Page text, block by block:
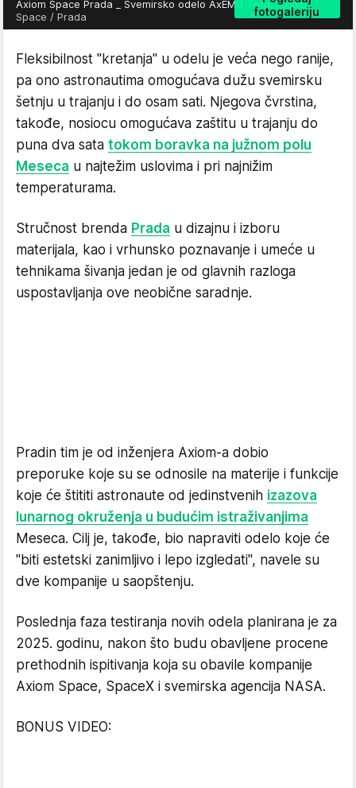
fotogaleriju
Axiom Space Prada _ Svemirsko odelo AxEMU
Foto: Axiom
Space / Prada
Fleksibilnost "kretanja" u odelu je veća nego ranije,
pa ono astronautima omogućava dužu svemirsku
šetnju u trajanju i do osam sati. Njegova čvrstina,
takođe, nosiocu omogućava zaštitu u trajanju do
puna dva sata tokom boravka na južnom polu
Meseca u najtežim uslovima i pri najnižim
temperaturama.
Stručnost brenda Prada u dizajnu i izboru
materijala, kao i vrhunsko poznavanje i umeće u
tehnikama šivanja jedan je od glavnih razloga
uspostavljanja ove neobične saradnje.
Pradin tim je od inženjera Axiom-a dobio
preporuke koje su se odnosile na materije i funkcije
koje će štititi astronaute od jedinstvenih izazova
lunarnog okruženja u budućim istraživanjima
Meseca. Cilj je, takođe, bio napraviti odelo koje će
"biti estetski zanimljivo i lepo izgledati", navele su
dve kompanije u saopštenju.
Poslednja faza testiranja novih odela planirana je za
2025. godinu, nakon što budu obavljene procene
prethodnih ispitivanja koja su obavile kompanije
Axiom Space, SpaceX i svemirska agencija NASA.
BONUS VIDEO: